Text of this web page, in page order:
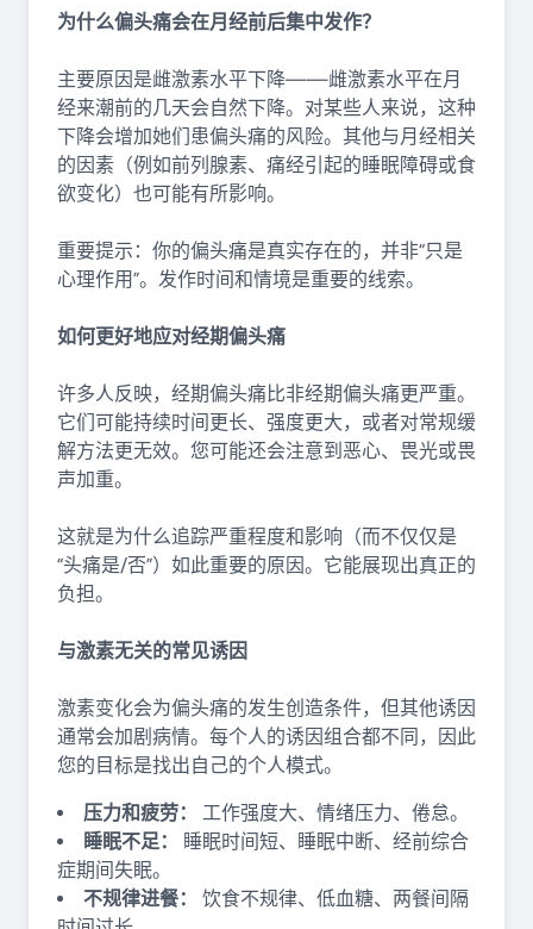
为什么偏头痛会在月经前后集中发作？
主要原因是雌激素水平下降——雌激素水平在月
经来潮前的几天会自然下降。对某些人来说，这种
下降会增加她们患偏头痛的风险。其他与月经相关
的因素（例如前列腺素、痛经引起的睡眠障碍或食
欲变化）也可能有所影响。
重要提示：你的偏头痛是真实存在的，并非“只是
心理作用”。发作时间和情境是重要的线索。
如何更好地应对经期偏头痛
许多人反映，经期偏头痛比非经期偏头痛更严重。
它们可能持续时间更长、强度更大，或者对常规缓
解方法更无效。您可能还会注意到恶心、畏光或畏
声加重。
这就是为什么追踪严重程度和影响（而不仅仅是
“头痛是/否”）如此重要的原因。它能展现出真正的
负担。
与激素无关的常见诱因
激素变化会为偏头痛的发生创造条件，但其他诱因
通常会加剧病情。每个人的诱因组合都不同，因此
您的目标是找出自己的个人模式。
压力和疲劳：
工作强度大、情绪压力、倦怠。
睡眠不足：
睡眠时间短、睡眠中断、经前综合
症期间失眠。
不规律进餐：
饮食不规律、低血糖、两餐间隔